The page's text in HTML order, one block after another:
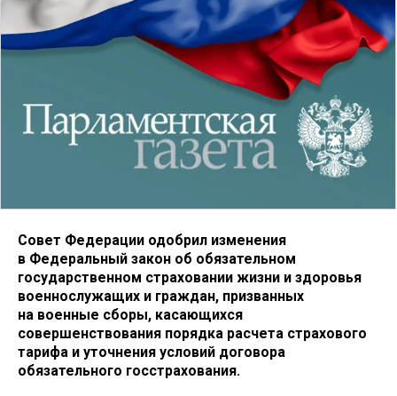
Совет Федерации одобрил изменения
в Федеральный закон об обязательном
государственном страховании жизни и здоровья
военнослужащих и граждан, призванных
на военные сборы, касающихся
совершенствования порядка расчета страхового
тарифа и уточнения условий договора
обязательного госстрахования.